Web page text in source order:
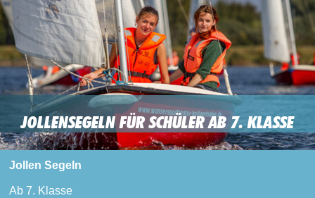
JOLLENSEGELN FÜR SCHÜLER AB 7. KLASSE
Jollen Segeln
Ab 7. Klasse